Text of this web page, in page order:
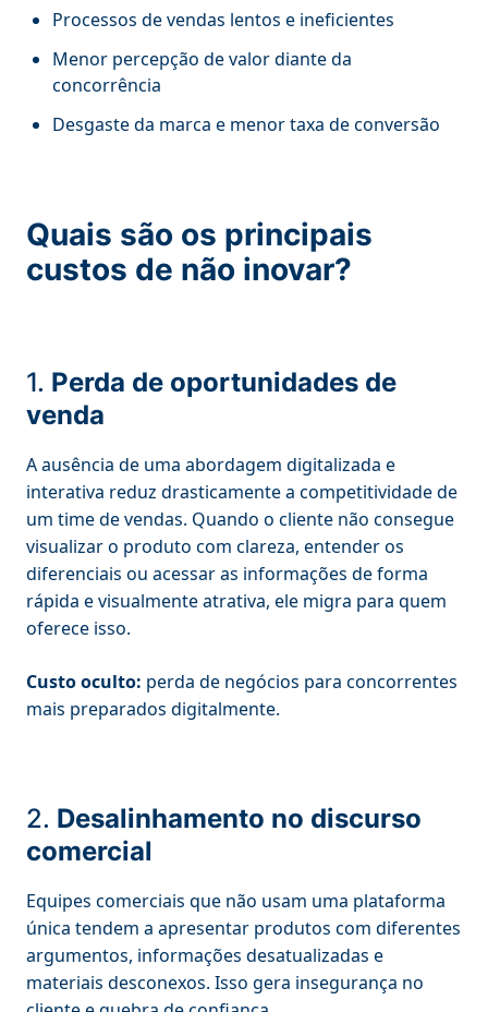
Processos de vendas lentos e ineficientes
Menor percepção de valor diante da
concorrência
Desgaste da marca e menor taxa de conversão
Quais são os principais
custos de não inovar?
1. Perda de oportunidades de
venda
A ausência de uma abordagem digitalizada e
interativa reduz drasticamente a competitividade de
um time de vendas. Quando o cliente não consegue
visualizar o produto com clareza, entender os
diferenciais ou acessar as informações de forma
rápida e visualmente atrativa, ele migra para quem
oferece isso.
Custo oculto: perda de negócios para concorrentes
mais preparados digitalmente.
2. Desalinhamento no discurso
comercial
Equipes comerciais que não usam uma plataforma
única tendem a apresentar produtos com diferentes
argumentos, informações desatualizadas e
materiais desconexos. Isso gera insegurança no